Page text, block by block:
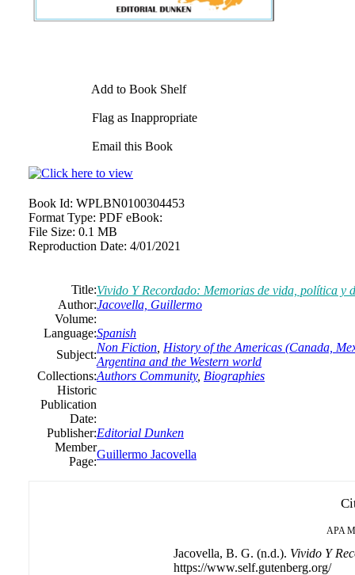
Add to Book Shelf
Flag as Inappropriate
Email this Book
Book Id: WPLBN0100304453
Format Type: PDF eBook:
File Size: 0.1 MB
Reproduction Date: 4/01/2021
Title:Vivido Y Recordado: Memorias de vida, política y
Author:Jacovella, Guillermo
Volume:
Language:Spanish
Subject:
Non Fiction History of the Americas (Canada,
Argentina and the Western world
Collections:Authors Community, Biographies
Historic
Publication
Date:
Publisher:Editorial Dunken
Member
Page:
Guillermo Jacovella
APA
Jacovella, B. G. (n.d.). Vivido Y
https://www.self.gutenberg.org/